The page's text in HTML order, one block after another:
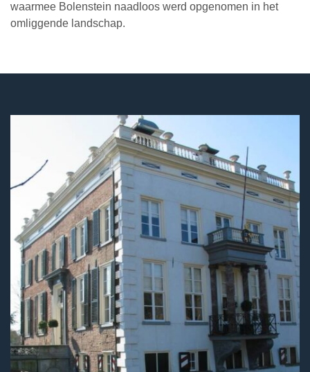
waarmee Bolenstein naadloos werd opgenomen in het
omliggende landschap.